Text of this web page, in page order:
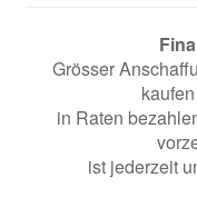
Grösser
in Raten
ist jederzeit